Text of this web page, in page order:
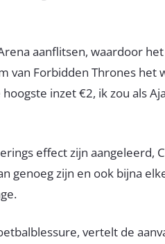
aanflitsen, waardoor
van Forbidden Thrones het
inzet €2, ik zou als
effect zijn aangeleerd,
genoeg zijn en ook bijna
vertelt de